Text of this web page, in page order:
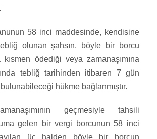
58 inci maddesinde, kendisine
olunan şahsın, böyle bir borcu
kısmen ödediği veya zamanaşımına
tebliğ tarihinden itibaren 7 gün
hükme bağlanmıştır.
geçmesiyle tahsili
gelen bir vergi borcunun 58 inci